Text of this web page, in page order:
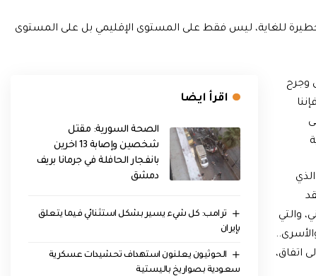
خطيرة للغاية، ليس فقط على المستوى الإقليمي بل على المستوى
اقرأ ايضا
الصحة السورية: مقتل
شخصين وإصابة 13 اخرين
بانفجار الحافلة في جرمانا بريف
دمشق
ترامب: كل شيء يسير بشكل استثنائي فيما يتعلق
بإيران
الحوثيون يعلنون استهداف تحشيدات عسكرية
سعودية بصواريخ باليستية
وجرح
والتي
اتفاق،